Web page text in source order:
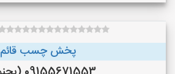
پخش چسب قائم